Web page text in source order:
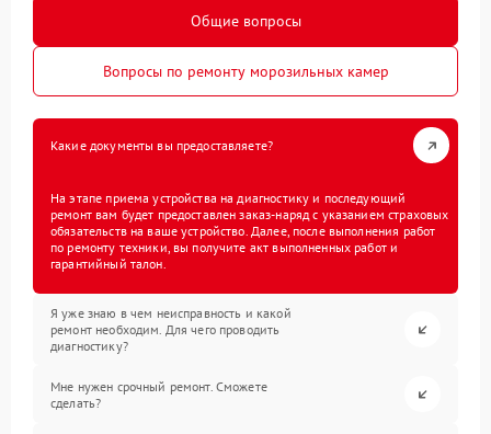
Общие вопросы
Вопросы по ремонту морозильных камер
Какие документы вы предоставляете?
На этапе приема устройства на диагностику и последующий
ремонт вам будет предоставлен заказ-наряд с указанием страховых
обязательств на ваше устройство. Далее, после выполнения работ
по ремонту техники, вы получите акт выполненных работ и
гарантийный талон.
Я уже знаю в чем неисправность и какой
ремонт необходим. Для чего проводить
диагностику?
Мне нужен срочный ремонт. Сможете
сделать?